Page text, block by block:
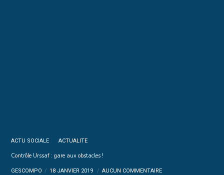
ACTU SOCIALE ACTUALITE
Contrôle Urssaf : gare aux obstacles !
GESCOMPO 18 JANVIER 2019 AUCUN COMMENTAIRE